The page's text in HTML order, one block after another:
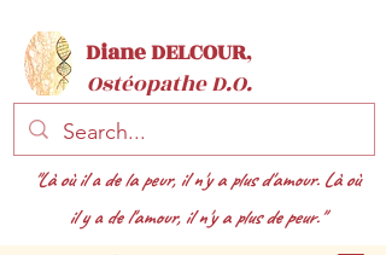
"Là où il a de la peur, il n'y a plus d'amour. Là où
il y a de l'amour, il n'y a plus de peur."
Diane DELCOUR,
Ostéopathe D.O.